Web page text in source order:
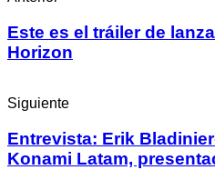
Este es el tráiler de
Horizon
Siguiente
Entrevista: Erik
Konami Latam,